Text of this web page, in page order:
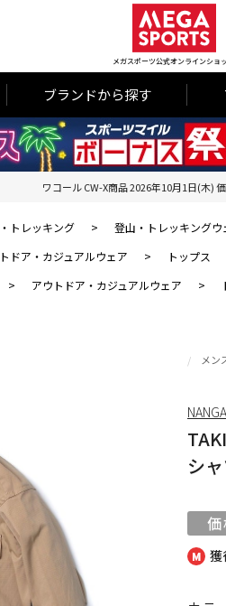
メガスポーツ公式オンラインショ
ブランドから探す
ワコール CW-X商品 2026年10月1日(木)
トレッキング > 登山・トレッキングウ
ドア・カジュアルウェア > トップス
> アウトドア・カジュアルウェア >
獲
メン
シ